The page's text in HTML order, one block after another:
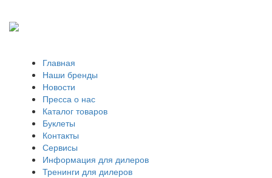
Главная
Наши бренды
Новости
Пресса о нас
Каталог товаров
Буклеты
Контакты
Сервисы
Информация для дилеров
Тренинги для дилеров